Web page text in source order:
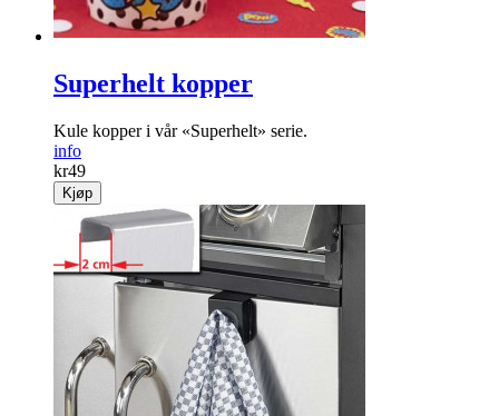
Superhelt kopper
Kule kopper i vår «Superhelt» serie.
info
kr49
Kjøp